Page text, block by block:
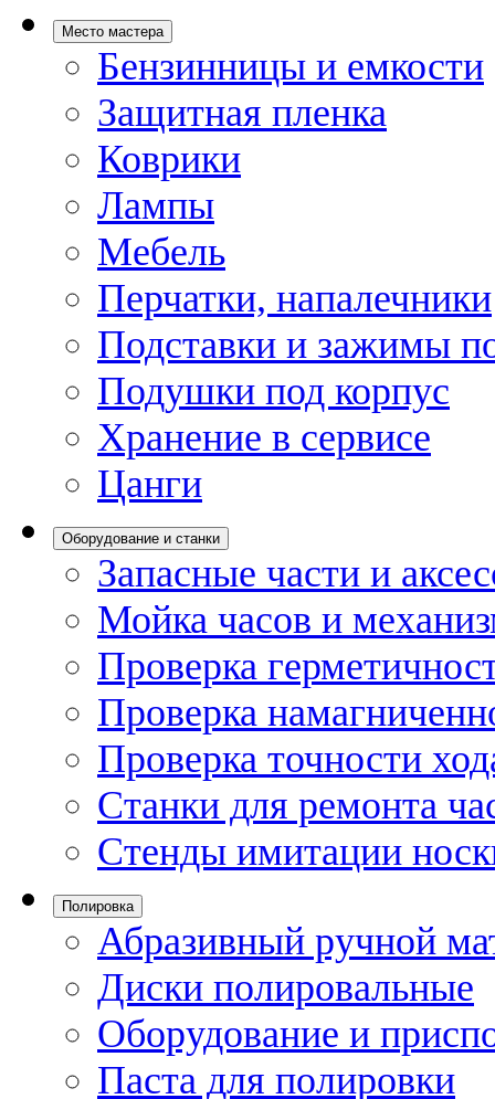
Место мастера
Бензинницы и емкости
Защитная пленка
Коврики
Лампы
Мебель
Перчатки, напалечники
Подставки и зажимы
Подушки под корпус
Хранение в сервисе
Цанги
Оборудование и станки
Запасные части и
Мойка часов и
Проверка
Проверка
Проверка точности
Станки для ремонта
Стенды имитации
Полировка
Абразивный ручной
Диски полировальные
Оборудование и
Паста для полировки